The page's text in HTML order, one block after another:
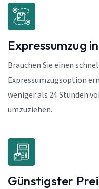
Expressumzug
Brauchen Sie einen
Expressumzugsoption
weniger als 24 Stunden
umzuziehen.
Günstigster